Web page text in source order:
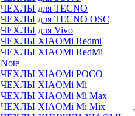
ЧЕХЛЫ для TECNO
ЧЕХЛЫ для TECNO OSC
ЧЕХЛЫ для Vivo
ЧЕХЛЫ XIAOMi Redmi
ЧЕХЛЫ XIAOMi RedMi
Note
ЧЕХЛЫ XIAOMi POCO
ЧЕХЛЫ XIAOMi Mi
ЧЕХЛЫ XIAOMi Mi Max
ЧЕХЛЫ XIAOMi Mi Mix